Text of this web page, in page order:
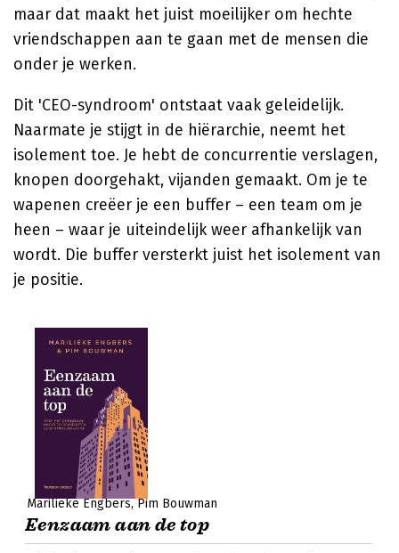
maar dat maakt het juist moeilijker om hechte
vriendschappen aan te gaan met de mensen die
onder je werken.
Dit 'CEO-syndroom' ontstaat vaak geleidelijk.
Naarmate je stijgt in de hiërarchie, neemt het
isolement toe. Je hebt de concurrentie verslagen,
knopen doorgehakt, vijanden gemaakt. Om je te
wapenen creëer je een buffer – een team om je
heen – waar je uiteindelijk weer afhankelijk van
wordt. Die buffer versterkt juist het isolement van
je positie.
Marilieke Engbers Pim Bouwman
Eenzaam aan de top